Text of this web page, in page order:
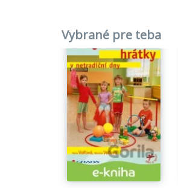
Vybrané pre teba